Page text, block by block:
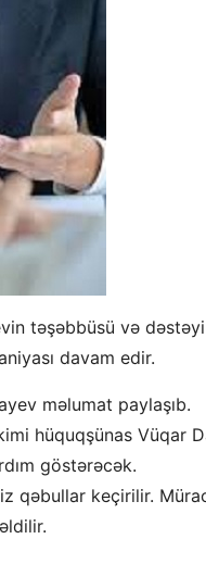
təşəbbüsü və
davam edir.
məlumat paylaşıb.
hüquqşünas Vüqar
göstərəcək.
qəbullar keçirilir.